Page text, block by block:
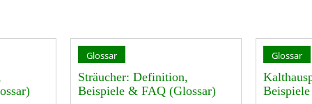
werden.
Pflege
eine gute
Glossar
Sträucher: Definition,
Beispiele & FAQ (Glossar)
Glossar